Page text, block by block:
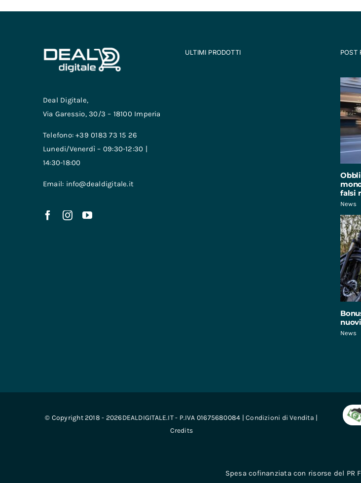
Deal Digitale,
Via Garessio, 30/3 – 18100 Imperia
Telefono: +39 0183 73 15 26
Lunedi/Venerdì – 09:30-12:30 |
14:30-18:00
Email: info@dealdigitale.it
ULTIMI PRODOTTI POST
falsi
News
News
© Copyright 2018 - 2026DEALDIGITALE.IT - P.IVA 01675680084 |Condizioni di Vendita |
Credits
Spesa cofinanziata con risorse del PR